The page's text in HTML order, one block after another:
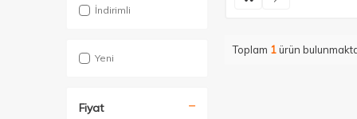
İndirimli
Yeni
Fiyat
Toplam 1ürün